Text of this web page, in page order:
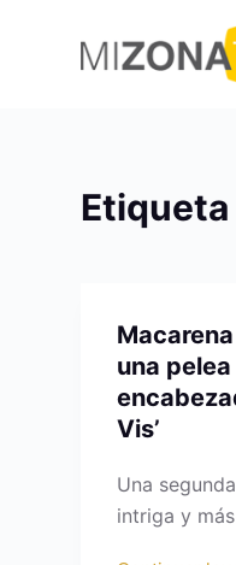
Etiqueta
una
Vis’
Una
intriga y